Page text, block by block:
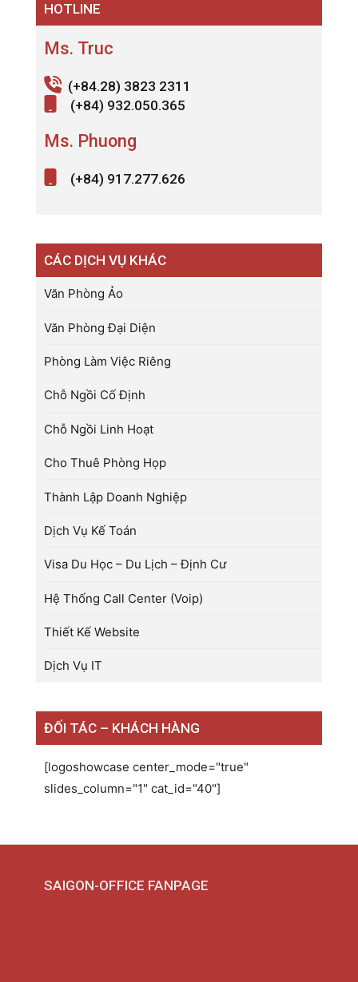
HOTLINE
Ms. Truc
(+84.28) 3823 2311
(+84) 932.050.365
Ms. Phuong
(+84) 917.277.626
CÁC DỊCH VỤ KHÁC
Văn Phòng Ảo
Văn Phòng Đại Diện
Phòng Làm Việc Riêng
Chỗ Ngồi Cố Định
Chỗ Ngồi Linh Hoạt
Cho Thuê Phòng Họp
Thành Lập Doanh Nghiệp
Dịch Vụ Kế Toán
Visa Du Học – Du Lịch – Định Cư
Hệ Thống Call Center (Voip)
Thiết Kế Website
Dịch Vụ IT
ĐỐI TÁC – KHÁCH HÀNG
[logoshowcase center_mode="true"
slides_column="1" cat_id="40"]
SAIGON-OFFICE FANPAGE